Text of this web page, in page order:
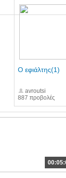
887 προβολές
Ο εφιάλτης(1)
avroutsi